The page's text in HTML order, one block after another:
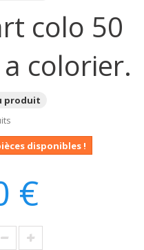
colo 50
colorier.
produit
disponibles !
€